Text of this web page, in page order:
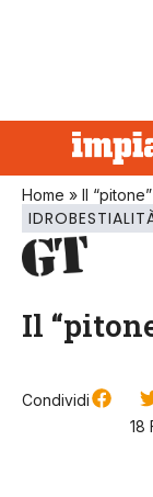
Home » Il
Il
Condividi
18